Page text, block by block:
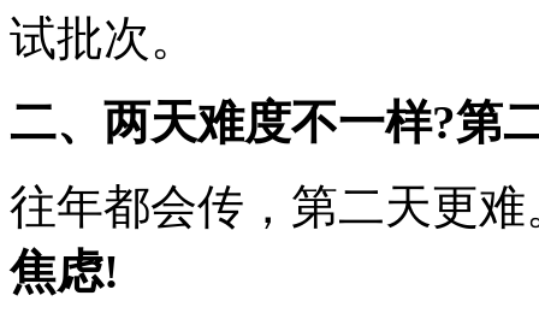
试批次。
二、两天难度不一样?第
往年都会传，第二天更难
焦虑!